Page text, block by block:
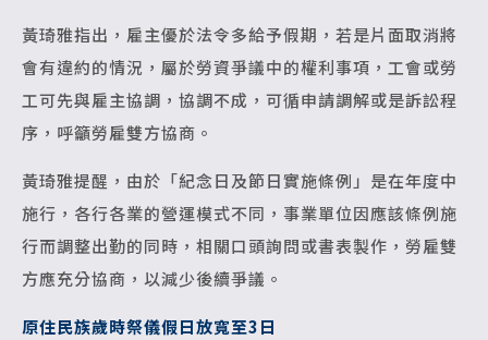
黃琦雅指出，雇主優於法令多給予假期，若是片面取消將
會有違約的情況，屬於勞資爭議中的權利事項，工會或勞
工可先與雇主協調，協調不成，可循申請調解或是訴訟程
序，呼籲勞雇雙方協商。
黃琦雅提醒，由於「紀念日及節日實施條例」是在年度中
施行，各行各業的營運模式不同，事業單位因應該條例施
行而調整出勤的同時，相關口頭詢問或書表製作，勞雇雙
方應充分協商，以減少後續爭議。
原住民族歲時祭儀假日放寬至3日